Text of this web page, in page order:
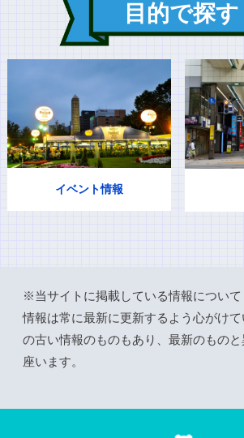
目的で探す
イベント情報
※当サイトに掲載している情報について
情報は常に最新に更新するよう心がけ
の古い情報のものもあり、最新のもの
座います。